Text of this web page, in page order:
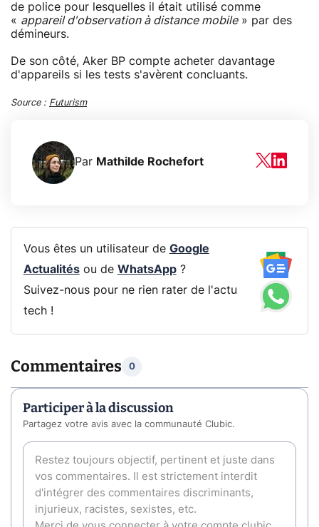
de police pour lesquelles il était utilisé comme
« appareil d'observation à distance mobile» par des
démineurs.
De son côté, Aker BP compte acheter davantage
d'appareils si les tests s'avèrent concluants.
Source : Futurism
Par Mathilde Rochefort
Vous êtes un utilisateur de Google
Actualitésou de WhatsApp?
Suivez-nous pour ne rien rater de l'actu
tech !
Commentaires 0
Participer à la discussion
Partagez votre avis avec la communauté Clubic.